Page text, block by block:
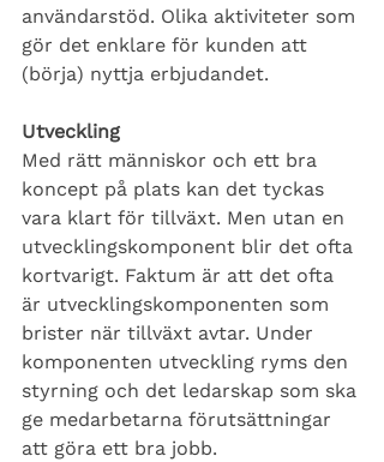
användarstöd. Olika aktiviteter som
gör det enklare för kunden att
(börja) nyttja erbjudandet.
Utveckling
Med rätt människor och ett bra
koncept på plats kan det tyckas
vara klart för tillväxt. Men utan en
utvecklingskomponent blir det ofta
kortvarigt. Faktum är att det ofta
är utvecklingskomponenten som
brister när tillväxt avtar. Under
komponenten utveckling ryms den
styrning och det ledarskap som ska
ge medarbetarna förutsättningar
att göra ett bra jobb.